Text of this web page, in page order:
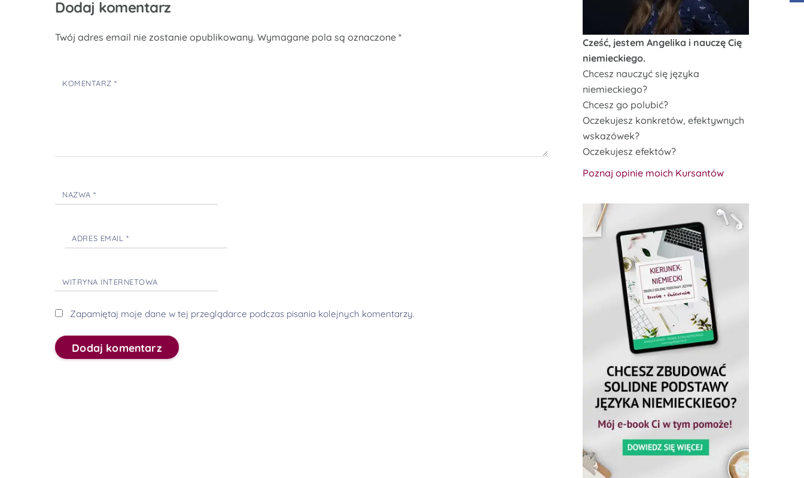
Dodaj komentarz
Twój adres email nie zostanie opublikowany. Wymagane pola są oznaczone *
KOMENTARZ*
NAZWA*
ADRES EMAIL *
WITRYNA INTERNETOWA
Zapamiętaj moje dane w tej przeglądarce podczas pisania kolejnych komentarzy.
Cześć, jestem Angelika i nauczę Cię
niemieckiego.
Chcesz nauczyć się języka
niemieckiego?
Chcesz go polubić?
Oczekujesz konkretów, efektywnych
wskazówek?
Oczekujesz efektów?
Poznaj opinie moich Kursantów